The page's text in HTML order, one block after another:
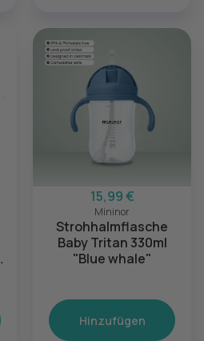
15,99 €
Mininor
Strohhalmflasche
Baby Tritan 330ml
"Blue whale"
Hinzufügen